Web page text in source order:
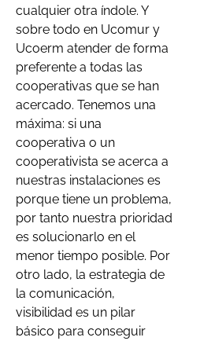
cualquier otra índole. Y
sobre todo en Ucomur y
Ucoerm atender de forma
preferente a todas las
cooperativas que se han
acercado. Tenemos una
máxima: si una
cooperativa o un
cooperativista se acerca a
nuestras instalaciones es
porque tiene un problema,
por tanto nuestra prioridad
es solucionarlo en el
menor tiempo posible. Por
otro lado, la estrategia de
la comunicación,
visibilidad es un pilar
básico para conseguir